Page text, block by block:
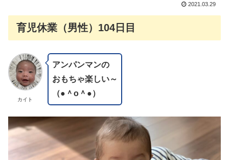
2021.03.29
育児休業（男性）104日目
カイト
アンパンマンの
おもちゃ楽しい～
（●＾o＾●）